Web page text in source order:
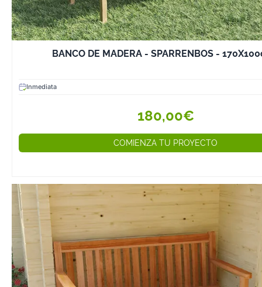
BANCO DE MADERA - SPARRENBOS -
Inmediata
180,00€
COMIENZA TU PROYECTO